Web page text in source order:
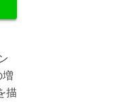
増
描